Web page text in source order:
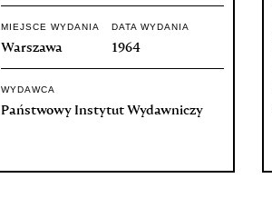
MIEJSCE WYDANIA
Warszawa
DATA WYDANIA
1964
WYDAWCA
Państwowy Instytut Wydawniczy